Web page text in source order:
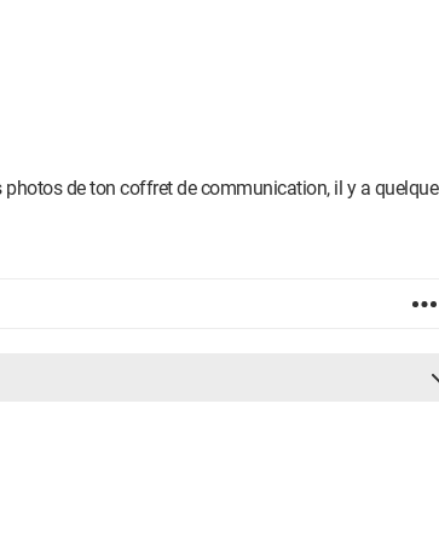
de ton coffret de communication, il y a quelque